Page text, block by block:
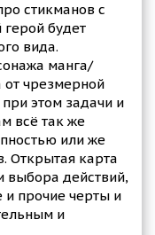
стикманов с
будет
вида.
манга/
от чрезмерной
этом задачи и
всё так же
или же
Открытая карта
выбора действий,
и прочие черты и
и